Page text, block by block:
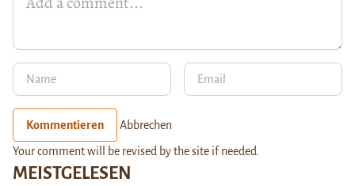
MEISTGELESEN
Kommentieren Abbrechen
Your comment will be revised by the site if needed.